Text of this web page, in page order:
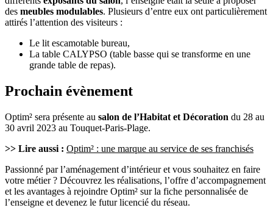
des meubles modulables. Plusieurs d’entre eux ont particulièrement
attirés l’attention des visiteurs :
Le lit escamotable bureau,
La table CALYPSO (table basse qui se transforme en une
grande table de repas).
Prochain évènement
Optim² sera présente au salon de l’Habitat et Décoration du 28 au
30 avril 2023 au Touquet-Paris-Plage.
>> Lire aussi : Optim² : une marque au service de ses franchisés
Passionné par l’aménagement d’intérieur et vous souhaitez en faire
votre métier ? Découvrez les réalisations, l’offre d’accompagnement
et les avantages à rejoindre Optim² sur la fiche personnalisée de
l’enseigne et devenez le futur licencié du réseau.